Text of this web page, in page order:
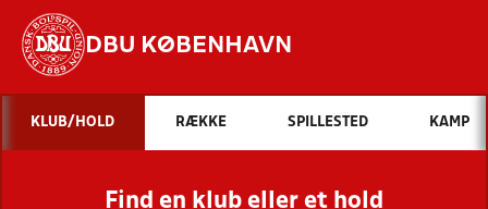
DBU KØBENHAVN
Hvad vil du søge efter?
INDHOLD OG NYHEDER
STILLINGER, RESULTATER, KLUBBER OG
KLUB/HOLD RÆKKE SPILLESTED KAMP
Find en klub eller et hold